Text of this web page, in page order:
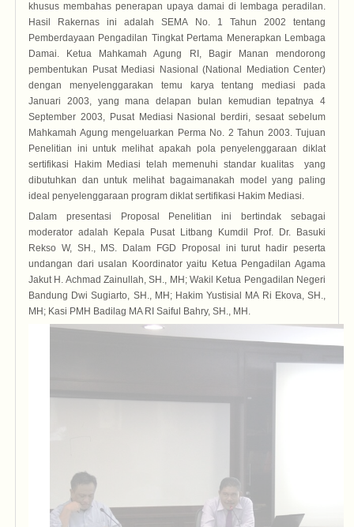
khusus membahas penerapan upaya damai di lembaga peradilan.
Hasil Rakernas ini adalah SEMA No. 1 Tahun 2002 tentang
Pemberdayaan Pengadilan Tingkat Pertama Menerapkan Lembaga
Damai. Ketua Mahkamah Agung RI, Bagir Manan mendorong
pembentukan Pusat Mediasi Nasional (National Mediation Center)
dengan menyelenggarakan temu karya tentang mediasi pada
Januari 2003, yang mana delapan bulan kemudian tepatnya 4
September 2003, Pusat Mediasi Nasional berdiri, sesaat sebelum
Mahkamah Agung mengeluarkan Perma No. 2 Tahun 2003. Tujuan
Penelitian ini untuk melihat apakah pola penyelenggaraan diklat
sertifikasi Hakim Mediasi telah memenuhi standar kualitas yang
dibutuhkan dan untuk melihat bagaimanakah model yang paling
ideal penyelenggaraan program diklat sertifikasi Hakim Mediasi.
Dalam presentasi Proposal Penelitian ini bertindak sebagai
moderator adalah Kepala Pusat Litbang Kumdil Prof. Dr. Basuki
Rekso W, SH., MS. Dalam FGD Proposal ini turut hadir peserta
undangan dari usalan Koordinator yaitu Ketua Pengadilan Agama
Jakut H. Achmad Zainullah, SH., MH; Wakil Ketua Pengadilan Negeri
Bandung Dwi Sugiarto, SH., MH; Hakim Yustisial MA Ri Ekova, SH.,
MH; Kasi PMH Badilag MA RI Saiful Bahry, SH., MH.